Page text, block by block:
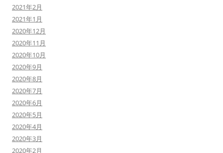
2021年2月
2021年1月
2020年12月
2020年11月
2020年10月
2020年9月
2020年8月
2020年7月
2020年6月
2020年5月
2020年4月
2020年3月
2020年2月